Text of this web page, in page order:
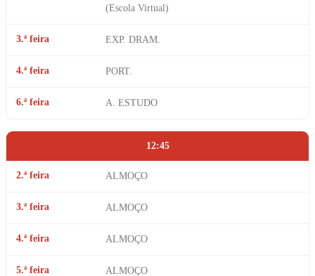
(Escola Virtual)
3.ª feira EXP. DRAM.
4.ª feira PORT.
6.ª feira A. ESTUDO
12:45
2.ª feira ALMOÇO
3.ª feira ALMOÇO
4.ª feira ALMOÇO
5.ª feira ALMOÇO